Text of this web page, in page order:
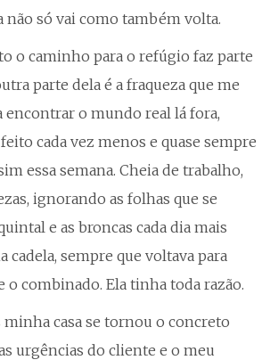
não só vai como também volta.
o caminho para o refúgio faz parte
parte dela é a fraqueza que me
encontrar o mundo real lá fora,
cada vez menos e quase sempre
essa semana. Cheia de trabalho,
ignorando as folhas que se
e as broncas cada dia mais
cadela, sempre que voltava para
o combinado. Ela tinha toda razão.
casa se tornou o concreto
urgências do cliente e o meu